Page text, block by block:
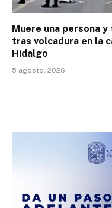
Muere una persona
tras volcadura en la
Hidalgo
5 agosto, 2026